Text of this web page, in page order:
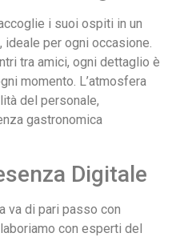
i suoi ospiti in un
per ogni occasione.
tra amici, ogni dettaglio è
momento. L’atmosfera
del personale,
gastronomica
Digitale
va di pari passo con
con esperti del